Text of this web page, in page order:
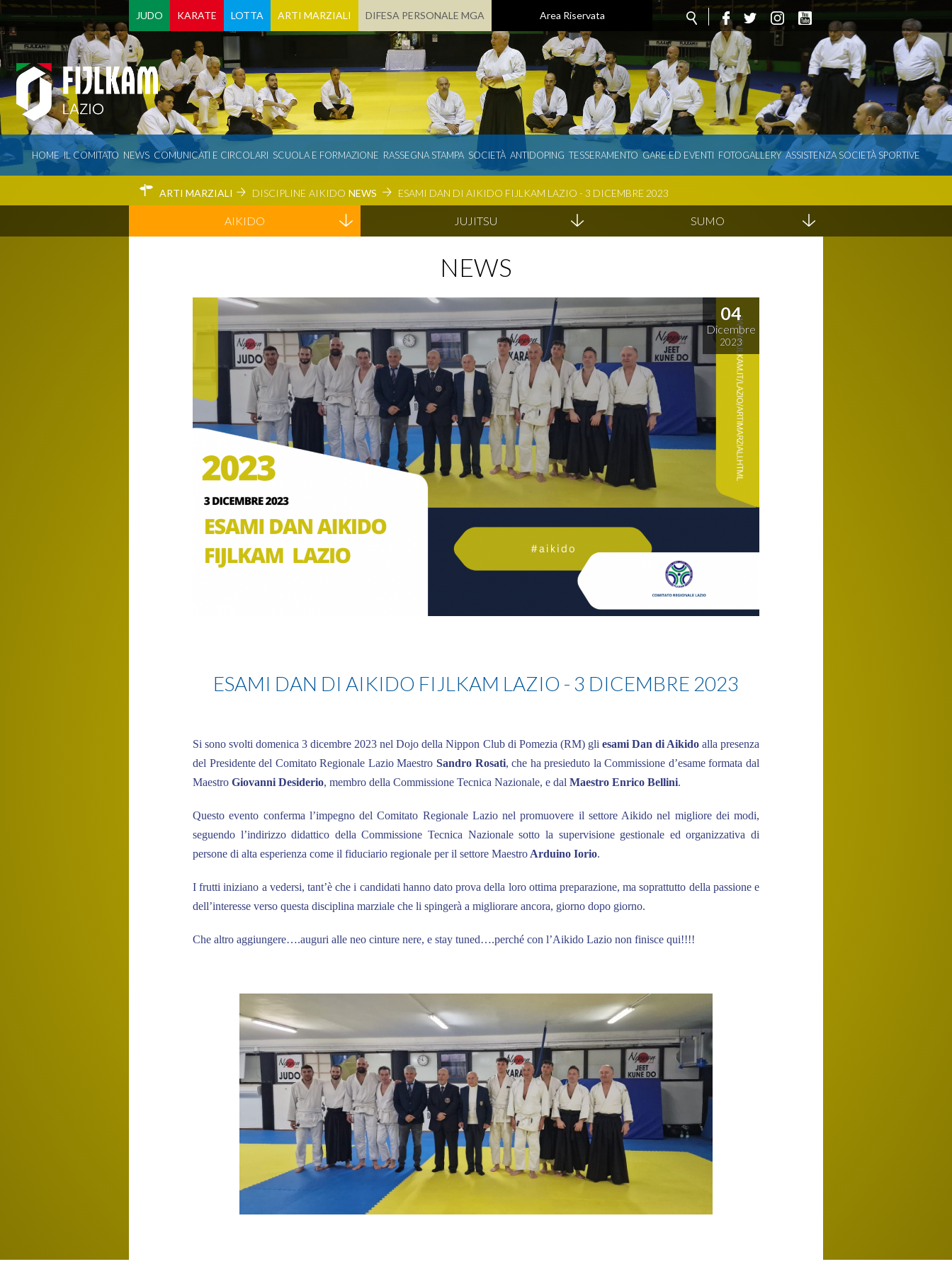
JUDO KARATE LOTTA ARTI MARZIALI DIFESA PERSONALE MGA Area Riservata
HOME IL COMITATO NEWS COMUNICATI E CIRCOLARI SCUOLA E FORMAZIONE RASSEGNA STAMPA SOCIETÀ ANTIDOPING TESSERAMENTO GARE ED EVENTI FOTOGALLERY ASSISTENZA SOCIETÀ SPORTIVE
ARTI MARZIALI DISCIPLINE AIKIDO NEWS ESAMI DAN DI AIKIDO FIJLKAM LAZIO - 3 DICEMBRE 2023
AIKIDO JUJITSU SUMO
NEWS
04
Dicembre
2023
ESAMI DAN DI AIKIDO FIJLKAM LAZIO - 3 DICEMBRE 2023
Si sono svolti domenica 3 dicembre 2023 nel Dojo della Nippon Club di Pomezia (RM) gli esami Dan di Aikidoalla presenza
del Presidente del Comitato Regionale Lazio Maestro Sandro Rosati, che ha presieduto la Commissione d’esame formata dal
Maestro Giovanni Desiderio, membro della Commissione Tecnica Nazionale, e dal Maestro Enrico Bellini.
Questo evento conferma l’impegno del Comitato Regionale Lazio nel promuovere il settore Aikido nel migliore dei modi,
seguendo l’indirizzo didattico della Commissione Tecnica Nazionale sotto la supervisione gestionale ed organizzativa di
persone di alta esperienza come il fiduciario regionale per il settore MaestroArduino Iorio.
I frutti iniziano a vedersi, tant’è che i candidati hanno dato prova della loro ottima preparazione, ma soprattutto della passione e
dell’interesse verso questa disciplina marziale che li spingerà a migliorare ancora, giorno dopo giorno.
Che altro aggiungere….auguri alle neo cinture nere, e stay tuned….perché con l’Aikido Lazio non finisce qui!!!!